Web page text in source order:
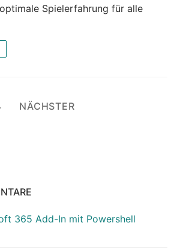
Spielerfahrung für alle
NÄCHSTER
365 Add-In mit Powershell